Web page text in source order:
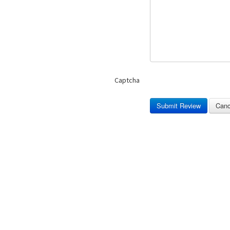
Captcha
Submit Review